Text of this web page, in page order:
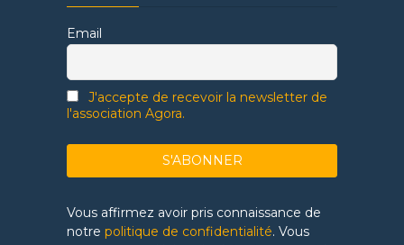
Email
J'accepte de recevoir la newsletter de
l'association Agora.
Vous affirmez avoir pris connaissance de
notre politique de confidentialité. Vous